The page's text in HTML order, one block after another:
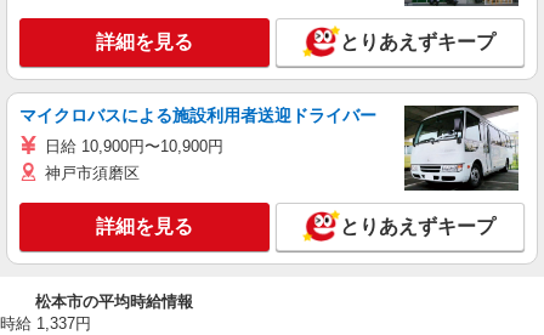
詳細を見る とりあえずキープ
マイクロバスによる施設利用者送迎ドライバー
日給 10,900円〜10,900円
神戸市須磨区
詳細を見る とりあえずキープ
松本市の平均時給情報
時給 1,337円